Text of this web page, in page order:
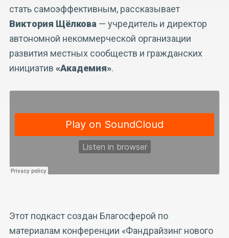
стать самоэффективным, рассказывает
Виктория Щёлкова — учредитель и директор
автономной некоммерческой организации
развития местных сообществ и гражданских
инициатив «Академия».
Этот подкаст создан Благосферой по
материалам конференции «Фандрайзинг нового